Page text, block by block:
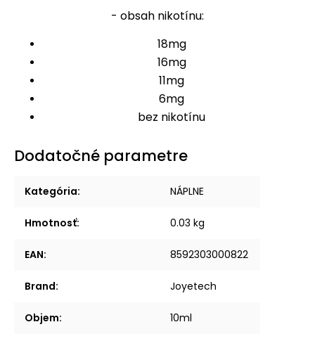
- obsah nikotínu:
18mg
16mg
11mg
6mg
bez nikotínu
Dodatočné parametre
Kategória: NÁPLNE
Hmotnosť: 0.03 kg
EAN: 8592303000822
Brand: Joyetech
Objem: 10ml